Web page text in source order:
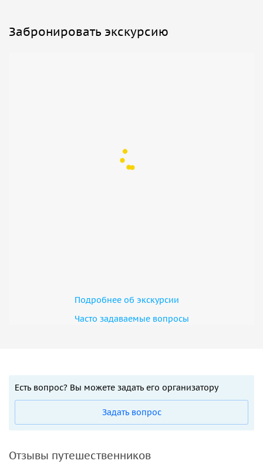
• Дербентская Набережная. С Набережной открывается
Забронировать экскурсию
Подробнее об экскурсии
Часто задаваемые вопросы
Есть вопрос? Вы можете задать его организатору
Задать вопрос
Отзывы путешественников